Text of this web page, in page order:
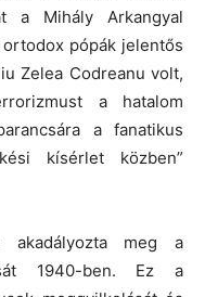
a Mihály Arkangyal
pópák jelentős
Zelea Codreanu volt,
a hatalom
a fanatikus
kísérlet közben”
meg a
1940-ben. Ez a